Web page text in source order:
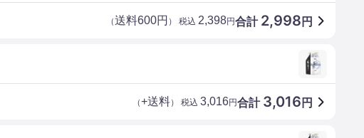
合計 2,998 円
（送料600円 ） 税込 2,398円
合計 3,016 円
（+送料） 税込 3,016円